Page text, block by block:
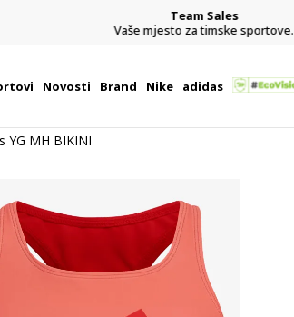
Team Sales
Vaše mjesto za timske sportove.
Novosti Brand Nike adidas
YG MH BIKINI